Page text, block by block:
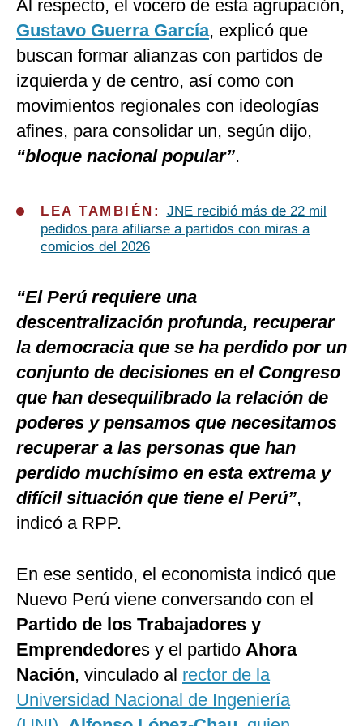
Al respecto, el vocero de esta agrupación,
Gustavo Guerra García, explicó que
buscan formar alianzas con partidos de
izquierda y de centro, así como con
movimientos regionales con ideologías
afines, para consolidar un, según dijo,
“bloque nacional popular”.
LEA TAMBIÉN: JNE recibió más de 22 mil
pedidos para afiliarse a partidos con miras a
comicios del 2026
“El Perú requiere una
descentralización profunda, recuperar
la democracia que se ha perdido por un
conjunto de decisiones en el Congreso
que han desequilibrado la relación de
poderes y pensamos que necesitamos
recuperar a las personas que han
perdido muchísimo en esta extrema y
difícil situación que tiene el Perú”,
indicó a RPP.
En ese sentido, el economista indicó que
Nuevo Perú viene conversando con el
Partido de los Trabajadores y
Emprendedores y el partido Ahora
Nación, vinculado al rector de la
Universidad Nacional de Ingeniería